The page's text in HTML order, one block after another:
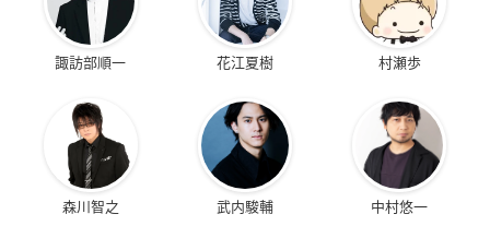
諏訪部順一 花江夏樹 村瀬歩
森川智之 武内駿輔 中村悠一